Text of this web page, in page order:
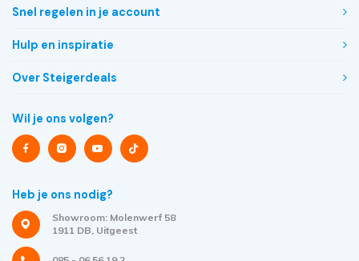
Snel regelen in je account
Hulp en inspiratie
Over Steigerdeals
Wil je ons volgen?
Heb je ons nodig?
Showroom: Molenwerf 58
1911 DB, Uitgeest